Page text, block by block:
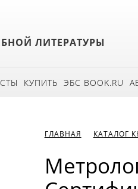
ЛИТЕРАТУРЫ
КУПИТЬ ЭБС BOOK.RU
ГЛАВНАЯ КАТАЛОГ